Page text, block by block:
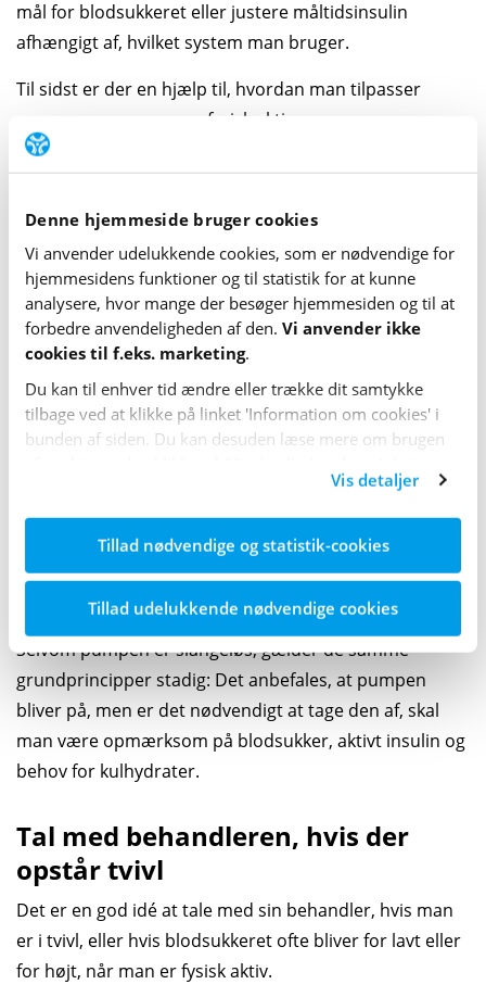
Denne hjemmeside bruger cookies
Vi anvender udelukkende cookies, som er nødvendige for
hjemme­sidens funktioner og til statistik for at kunne
analysere, hvor mange der besøger hjemme­siden og til at
forbedre anvende­lig­heden af den. Vi anvender ikke
cookies til f.eks. marketing.
Du kan til enhver tid ændre eller trække dit samtykke
tilbage ved at klikke på linket 'Information om cookies' i
bunden af siden. Du kan desuden læse mere om brugen
Vis detaljer
Tillad nødvendige og statistik-cookies
Tillad udelukkende nødvendige cookies
mål for blodsukkeret eller justere måltidsinsulin
afhængigt af, hvilket system man bruger.
Til sidst er der en hjælp til, hvordan man tilpasser
pumpen, mens man er fysisk aktiv.
Pumper med slange
Det anbefales som udgangspunkt, at pumpen bliver
siddende på kroppen, og at man lader AID-systemet i
pumpen køre, mens man er fysisk aktiv.
Hvis pumpen i særlige tilfælde skal tages af under fysisk
aktivitet, er det vigtigt at være ekstra opmærksom på
blodsukkeret under og efter aktiviteten.
Bruger man en pumpe med slange, vil slangen normalt
infusionsstedet bliver siddende på kroppen. Hvordan
det foregår i praksis, afhænger af det infusionssæt,
man bruger.
Slangeløse pumper
Selvom pumpen er slangeløs, gælder de samme
grundprincipper stadig: Det anbefales, at pumpen
bliver på, men er det nødvendigt at tage den af, skal
man være opmærksom på blodsukker, aktivt insulin og
behov for kulhydrater.
Tal med behandleren, hvis der
opstår tvivl
Det er en god idé at tale med sin behandler, hvis man
er i tvivl, eller hvis blodsukkeret ofte bliver for lavt eller
for højt, når man er fysisk aktiv.